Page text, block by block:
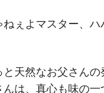
ねぇよマスター、ハ
天然なお父さん
んは、真心も味の